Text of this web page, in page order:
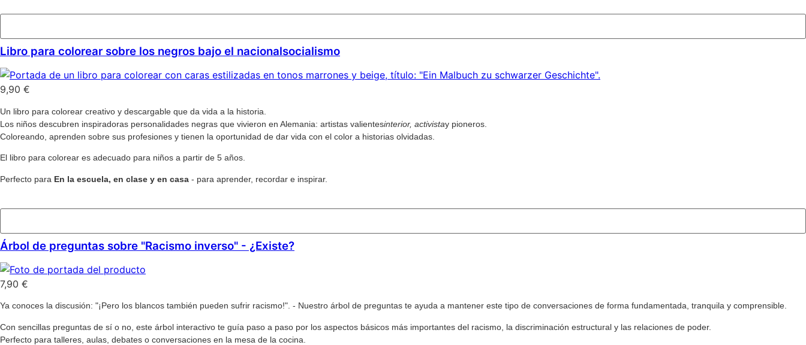
Libro para colorear sobre los negros bajo el nacionalsocialismo
9,90 €
Un libro para colorear creativo y descargable que da vida a la historia.
Los niños descubren inspiradoras personalidades negras que vivieron en Alemania: artistas valientesinterior, activistay pioneros.
Coloreando, aprenden sobre sus profesiones y tienen la oportunidad de dar vida con el color a historias olvidadas.
El libro para colorear es adecuado para niños a partir de 5 años.
Perfecto para En la escuela, en clase y en casa - para aprender, recordar e inspirar.
Árbol de preguntas sobre "Racismo inverso" - ¿Existe?
7,90 €
Ya conoces la discusión: "¡Pero los blancos también pueden sufrir racismo!". - Nuestro árbol de preguntas te ayuda a mantener este tipo de conversaciones de forma fundamentada, tranquila y comprensible.
Con sencillas preguntas de sí o no, este árbol interactivo te guía paso a paso por los aspectos básicos más importantes del racismo, la discriminación estructural y las relaciones de poder.
Perfecto para talleres, aulas, debates o conversaciones en la mesa de la cocina.